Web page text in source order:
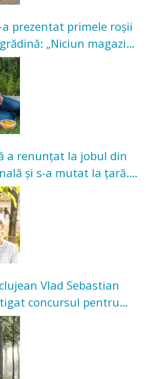
a prezentat primele roșii
„Niciun magazin
această satisfacție”
a renunțat la jobul din
și s-a mutat la țară.
legume în grădina
Vlad Sebastian
concursul pentru
Grădinii Casei